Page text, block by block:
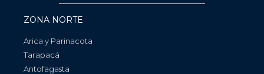
ZONA NORTE
Arica y Parinacota
Tarapacá
Antofagasta